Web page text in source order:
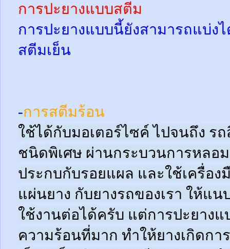
การปะยางแบบสตีม
การปะยางแบบนี้ยังสามารถแบ่ง
สตีมเย็น
-การสตีมร้อน
ใช้ได้กับมอเตอร์ไซค์ ไปจนถึง ร
ชนิดพิเศษ ผ่านกระบวนการหลอ
ประกบกับรอยแผล และใช้เครื่อง
แผ่นยาง กับยางรถของเรา ให้แ
ใช้งานต่อได้ครับ แต่การปะยาง
ความร้อนที่มาก ทำให้ยางเกิดกา